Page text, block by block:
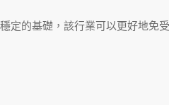
定的基礎，該行業可以更好地免